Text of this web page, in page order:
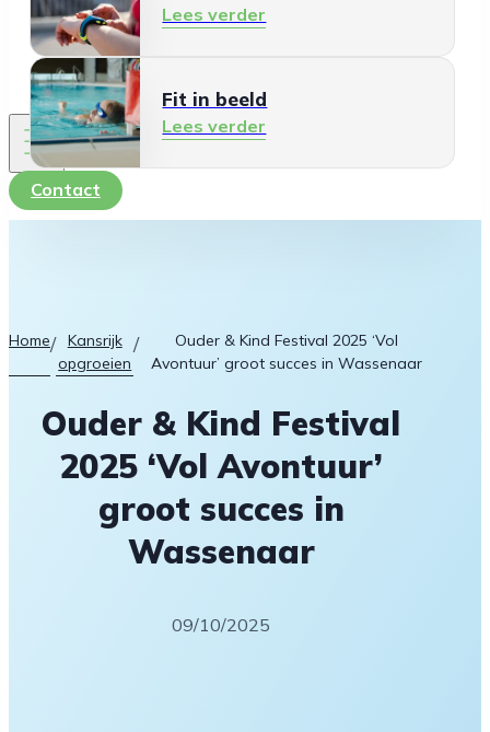
Lees verder
Fit in beeld
Lees verder
Contact
Home/
Kansrijk
opgroeien
/
Ouder & Kind Festival 2025 ‘Vol
Avontuur’ groot succes in Wassenaar
Ouder & Kind Festival
2025 ‘Vol Avontuur’
groot succes in
Wassenaar
09/10/2025